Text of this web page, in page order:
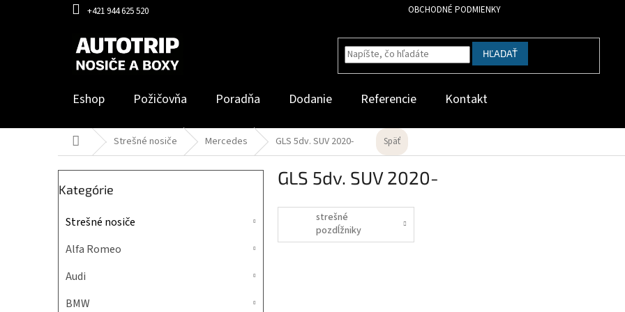
+421 944 625 520 OBCHODNÉ PODMIENKY
HĽADAŤ
Eshop Požičovňa Poradňa Dodanie Referencie Kontakt
DomovStrešné nosiče Mercedes GLS 5dv. SUV 2020- Späť
č
Preskočiť
Kategórie
Strešné nosiče
Alfa Romeo
Audi
BMW
GLS 5dv. SUV 2020-
strešné
pozdĺžniky